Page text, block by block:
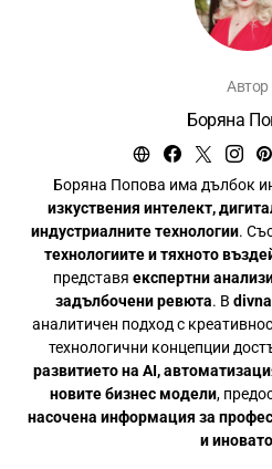
Автор
Боряна
Боряна Попова има дълбок
изкуствения интелект,
индустриалните технологии.
технологиите и тяхното
представя експертни
задълбочени ревюта. В
аналитичен подход с
технологични концепции
развитието на AI,
новите бизнес модели,
насочена информация за
и